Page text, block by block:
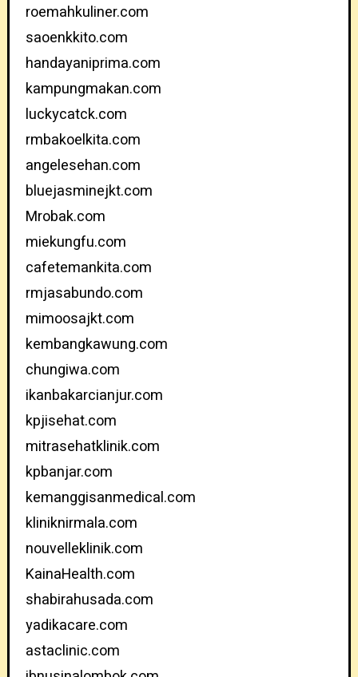
roemahkuliner.com
saoenkkito.com
handayaniprima.com
kampungmakan.com
luckycatck.com
rmbakoelkita.com
angelesehan.com
bluejasminejkt.com
Mrobak.com
miekungfu.com
cafetemankita.com
rmjasabundo.com
mimoosajkt.com
kembangkawung.com
chungiwa.com
ikanbakarcianjur.com
kpjisehat.com
mitrasehatklinik.com
kpbanjar.com
kemanggisanmedical.com
kliniknirmala.com
nouvelleklinik.com
KainaHealth.com
shabirahusada.com
yadikacare.com
astaclinic.com